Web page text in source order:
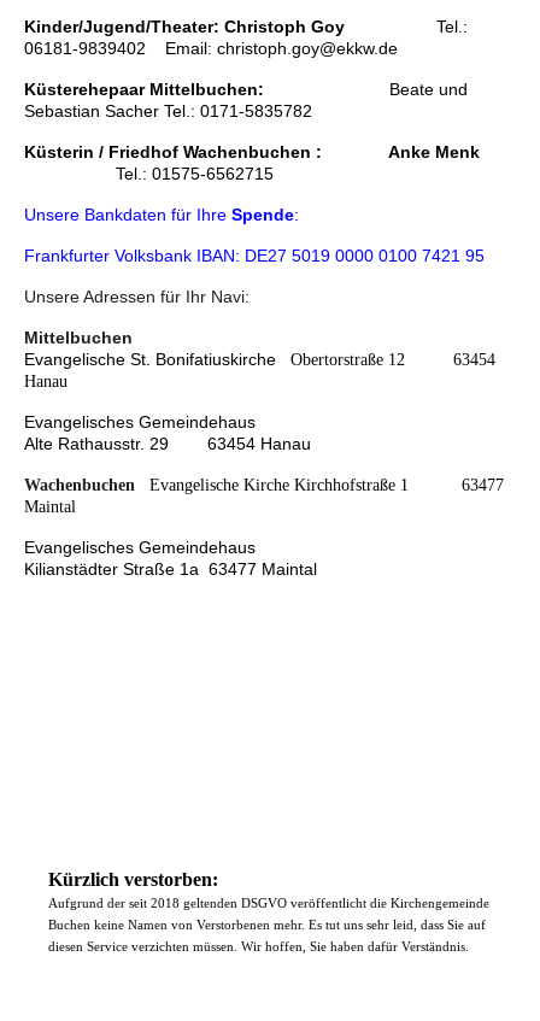
Kinder/Jugend/Theater: Christoph Goy Tel.:
06181-9839402 Email: christoph.goy@ekkw.de
Küsterehepaar Mittelbuchen: Beate und
Sebastian Sacher Tel.: 0171-5835782
Küsterin / Friedhof Wachenbuchen : Anke Menk
Tel.: 01575-6562715
Unsere Bankdaten für Ihre Spende:
Frankfurter Volksbank IBAN: DE27 5019 0000 0100 7421 95
Unsere Adressen für Ihr Navi:
Mittelbuchen
Evangelische St. Bonifatiuskirche Obertorstraße 12 63454
Hanau
Evangelisches Gemeindehaus
Alte Rathausstr. 29 63454 Hanau
Wachenbuchen Evangelische Kirche Kirchhofstraße 1 63477
Maintal
Evangelisches Gemeindehaus
Kilianstädter Straße 1a 63477 Maintal
Kürzlich verstorben:
Aufgrund der seit 2018 geltenden DSGVO veröffentlicht die Kirchengemeinde
Buchen keine Namen von Verstorbenen mehr. Es tut uns sehr leid, dass Sie auf
diesen Service verzichten müssen. Wir hoffen, Sie haben dafür Verständnis.